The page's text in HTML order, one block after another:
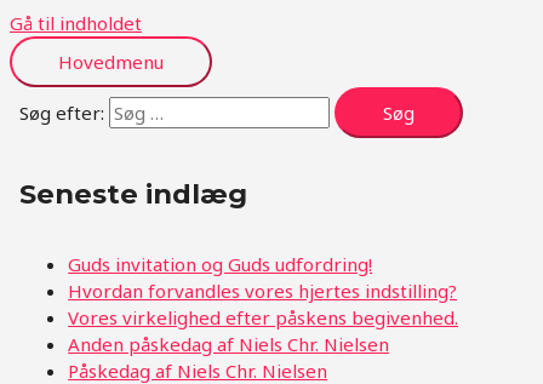
Gå til indholdet
Hovedmenu
Søg efter:
Seneste indlæg
Guds invitation og Guds udfordring!
Hvordan forvandles vores hjertes indstilling?
Vores virkelighed efter påskens begivenhed.
Anden påskedag af Niels Chr. Nielsen
Påskedag af Niels Chr. Nielsen